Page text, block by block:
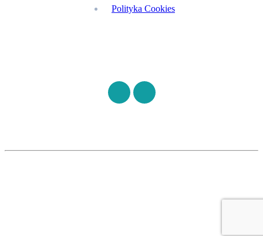
Polityka Cookies